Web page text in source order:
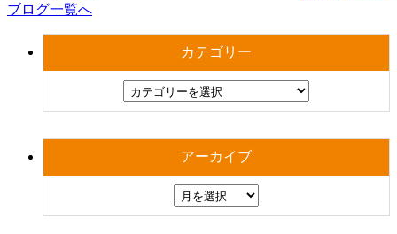
ブログ一覧へ
カテゴリー
アーカイブ